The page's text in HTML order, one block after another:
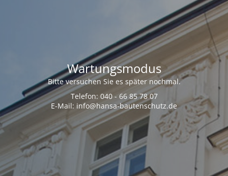
Wartungsmodus
Bitte versuchen Sie es später nochmal.
Telefon: 040 - 66 85 78 07
E-Mail: info@hansa-bautenschutz.de